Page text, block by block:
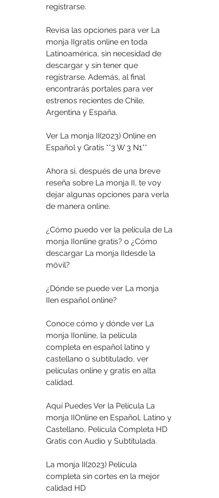
registrarse.
Revisa las opciones para ver La
monja IIgratis online en toda
Latinoamérica, sin necesidad de
descargar y sin tener que
registrarse. Además, al final
encontrarás portales para ver
estrenos recientes de Chile,
Argentina y España.
Ver La monja II(2023) Online en
Español y Gratis **3 W 3 N1**
Ahora si, después de una breve
reseña sobre La monja II, te voy
dejar algunas opciones para verla
de manera online.
¿Cómo puedo ver la película de La
monja IIonline gratis? o ¿Cómo
descargar La monja IIdesde la
móvil?
¿Dónde se puede ver La monja
IIen español online?
Conoce cómo y dónde ver La
monja IIonline, la película
completa en español latino y
castellano o subtitulado, ver
películas online y gratis en alta
calidad.
Aquí Puedes Ver la Película La
monja IIOnline en Español, Latino y
Castellano, Película Completa HD
Gratis con Audio y Subtitulada.
La monja II(2023) Película
completa sin cortes en la mejor
calidad HD